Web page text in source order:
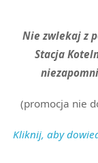
Nie zwlekaj z
Stacja
(promocja nie
Kliknij, aby